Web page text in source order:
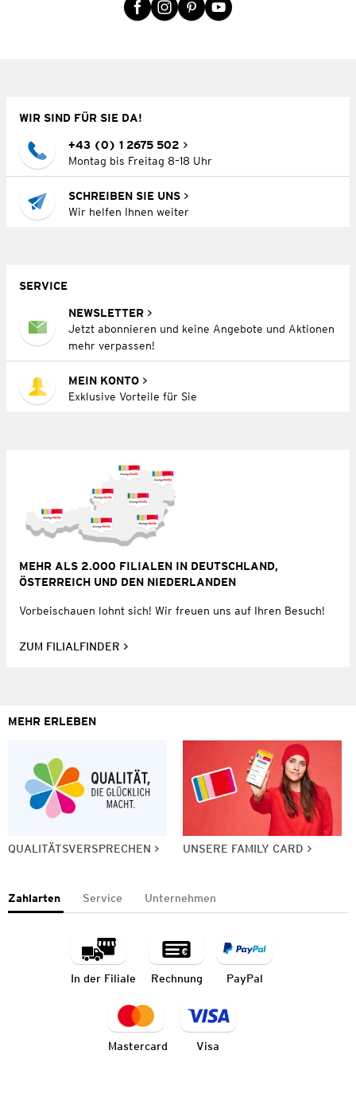
WIR SIND FÜR SIE DA!
+43 (0) 1 2675 502
Montag bis Freitag 8–18 Uhr
SCHREIBEN SIE UNS
Wir helfen Ihnen weiter
SERVICE
NEWSLETTER
Jetzt abonnieren und keine Angebote und Aktionen
mehr verpassen!
MEIN KONTO
Exklusive Vorteile für Sie
MEHR ALS 2.000 FILIALEN IN DEUTSCHLAND,
ÖSTERREICH UND DEN NIEDERLANDEN
Vorbeischauen lohnt sich! Wir freuen uns auf Ihren Besuch!
ZUM FILIALFINDER
MEHR ERLEBEN
QUALITÄTSVERSPRECHEN UNSERE FAMILY CARD
Zahlarten Service Unternehmen
In der Filiale Rechnung PayPal
Mastercard Visa